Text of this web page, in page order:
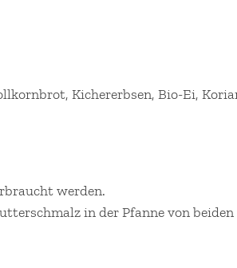
Kichererbsen, Bio-Ei,
werden.
in der Pfanne von